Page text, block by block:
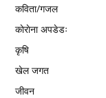
कविता/गजल
काेराेना अपडेडः
कृषि
खेल जगत
जीवन